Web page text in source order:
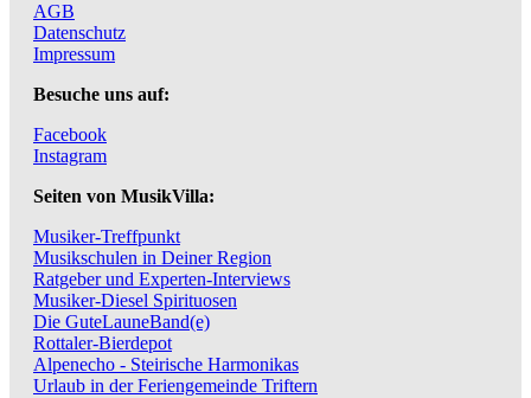
AGB
Datenschutz
Impressum
Besuche uns auf:
Facebook
Instagram
Seiten von MusikVilla:
Musiker-Treffpunkt
Musikschulen in Deiner Region
Ratgeber und Experten-Interviews
Musiker-Diesel Spirituosen
Die GuteLauneBand(e)
Rottaler-Bierdepot
Alpenecho - Steirische Harmonikas
Urlaub in der Feriengemeinde Triftern